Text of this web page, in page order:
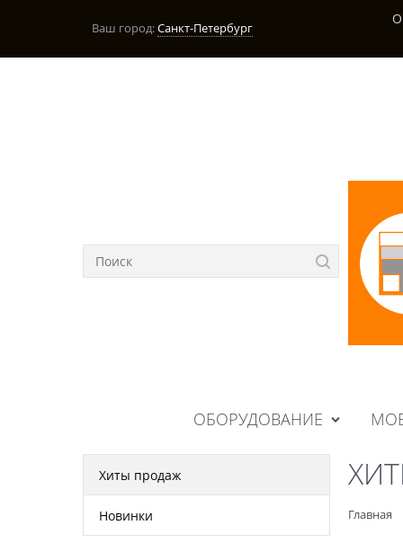
Ваш город:Санкт-Петербург
ОБОРУДОВАНИЕ
Хиты продаж
Новинки Главная